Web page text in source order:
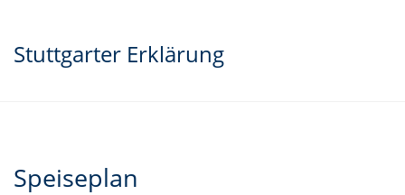
Stuttgarter Erklärung
Speiseplan